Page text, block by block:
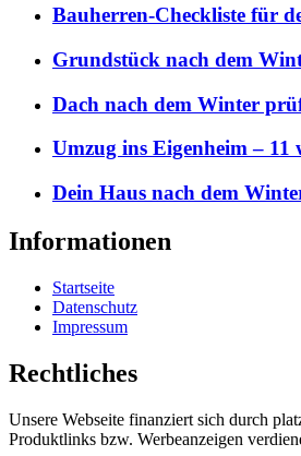
Bauherren-Checkliste für
Grundstück nach dem
Dach nach dem Winter
Umzug ins Eigenheim – 11
Dein Haus nach dem
Informationen
Startseite
Datenschutz
Impressum
Rechtliches
Unsere Webseite finanziert sich durch
Produktlinks bzw. Werbeanzeigen